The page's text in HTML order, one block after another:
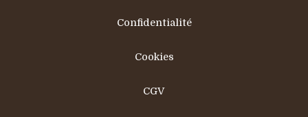
Confidentialité
Cookies
CGV